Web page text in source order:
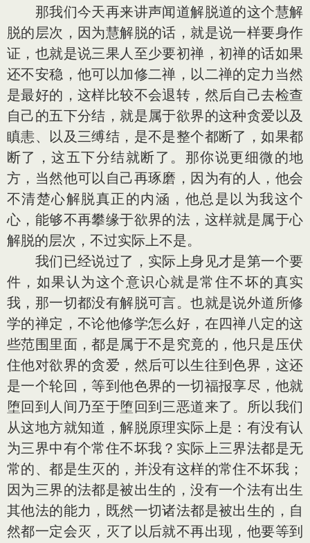
那我们今天再来讲声闻道解脱道的这个慧解
脱的层次，因为慧解脱的话，就是说一样要身作
证，也就是说三果人至少要初禅，初禅的话如果
还不安稳，他可以加修二禅，以二禅的定力当然
是最好的，这样比较不会退转，然后自己去检查
自己的五下分结，就是属于欲界的这种贪爱以及
瞋恚、以及三缚结，是不是整个都断了，如果都
断了，这五下分结就断了。那你说更细微的地
方，当然他可以自己再琢磨，因为有的人，他会
不清楚心解脱真正的内涵，他总是以为我这个
心，能够不再攀缘于欲界的法，这样就是属于心
解脱的层次，不过实际上不是。
我们已经说过了，实际上身见才是第一个要
件，如果认为这个意识心就是常住不坏的真实
我，那一切都没有解脱可言。也就是说外道所修
学的禅定，不论他修学怎么好，在四禅八定的这
些范围里面，都是属于不是究竟的，他只是压伏
住他对欲界的贪爱，然后可以生往到色界，这还
是一个轮回，等到他色界的一切福报享尽，他就
堕回到人间乃至于堕回到三恶道来了。所以我们
从这地方就知道，解脱原理实际上是：有没有认
为三界中有个常住不坏我？实际上三界法都是无
常的、都是生灭的，并没有这样的常住不坏我；
因为三界的法都是被出生的，没有一个法有出生
其他法的能力，既然一切诸法都是被出生的，自
然都一定会灭，灭了以后就不再出现，他要等到